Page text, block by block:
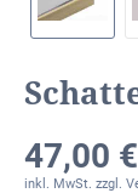
47,00
inkl. MwSt. zzgl.